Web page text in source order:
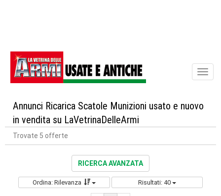
Annunci Ricarica Scatole Munizioni usato e nuovo
in vendita su LaVetrinaDelleArmi
Trovate 5 offerte
RICERCA AVANZATA
Ordina: Rilevanza Risultati: 40